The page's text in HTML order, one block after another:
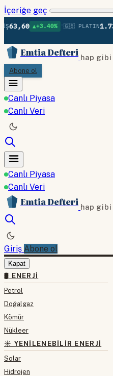
İçeriğe geç
▲+3.40% •🇬🇧 PLATIN 1.736
Emtia Defteri hap gibi
Abone ol
Canlı Piyasa
Canlı Veri
Canlı Piyasa
Canlı Veri
Emtia Defteri hap gibi
Giriş Abone ol
Kapat
🛢 ENERJI
Petrol
Doğalgaz
Kömür
Nükleer
☀️ YENILENEBILIR ENERJI
Solar
Hidrojen